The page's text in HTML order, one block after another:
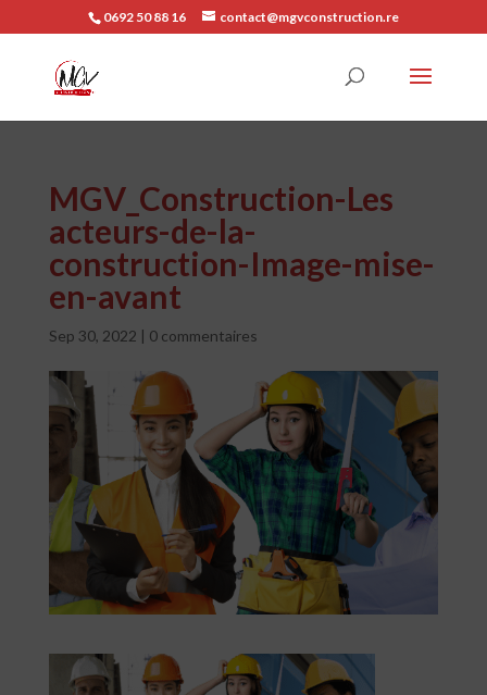
0692 50 88 16 contact@mgvconstruction.re
MGV_Construction-Les
acteurs-de-la-
construction-Image-mise-
en-avant
Sep 30, 2022 | 0 commentaires